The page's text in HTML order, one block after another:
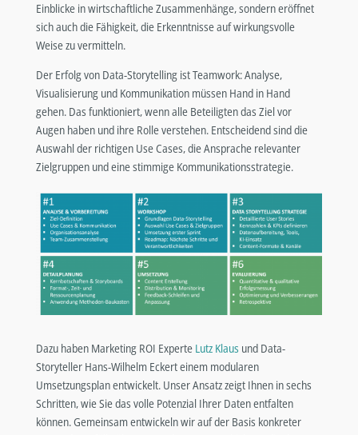
Einblicke in wirtschaftliche Zusammenhänge, sondern eröffnet
sich auch die Fähigkeit, die Erkenntnisse auf wirkungsvolle
Weise zu vermitteln.
Der Erfolg von Data-Storytelling ist Teamwork: Analyse,
Visualisierung und Kommunikation müssen Hand in Hand
gehen. Das funktioniert, wenn alle Beteiligten das Ziel vor
Augen haben und ihre Rolle verstehen. Entscheidend sind die
Auswahl der richtigen Use Cases, die Ansprache relevanter
Zielgruppen und eine stimmige Kommunikationsstrategie.
Dazu haben Marketing ROI Experte Lutz Klaus und Data-
Storyteller Hans-Wilhelm Eckert einem modularen
Umsetzungsplan entwickelt. Unser Ansatz zeigt Ihnen in sechs
Schritten, wie Sie das volle Potenzial Ihrer Daten entfalten
können. Gemeinsam entwickeln wir auf der Basis konkreter